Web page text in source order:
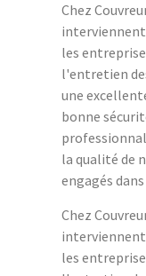
Chez
les
l'entretien
une
bonne
la qualité de
engagés
Chez
les